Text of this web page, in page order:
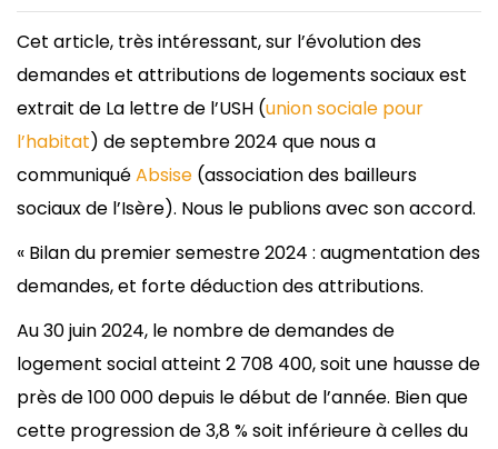
Cet article, très intéressant, sur l’évolution des
demandes et attributions de logements sociaux est
extrait de La lettre de l’USH (union sociale pour
l’habitat) de septembre 2024 que nous a
communiquéAbsise (association des bailleurs
sociaux de l’Isère). Nous le publions avec son accord.
« Bilan du premier semestre 2024 : augmentation des
demandes, et forte déduction des attributions.
Au 30 juin 2024, le nombre de demandes de
logement social atteint 2 708 400, soit une hausse de
près de 100 000 depuis le début de l’année. Bien que
cette progression de 3,8 % soit inférieure à celles du